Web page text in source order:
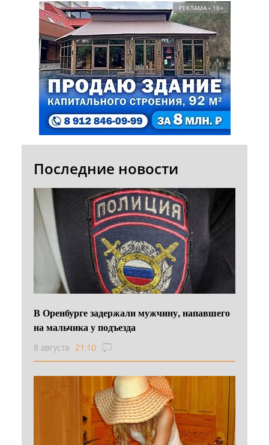
РЕКЛАМА • 18+
Последние новости
В Оренбурге задержали мужчину, напавшего
на мальчика у подъезда
8 августа 21:10